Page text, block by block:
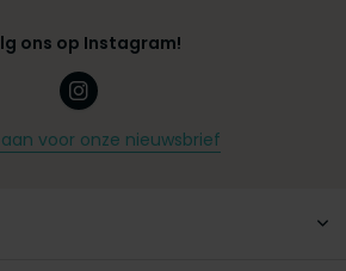
ons op Instagram!
voor onze nieuwsbrief